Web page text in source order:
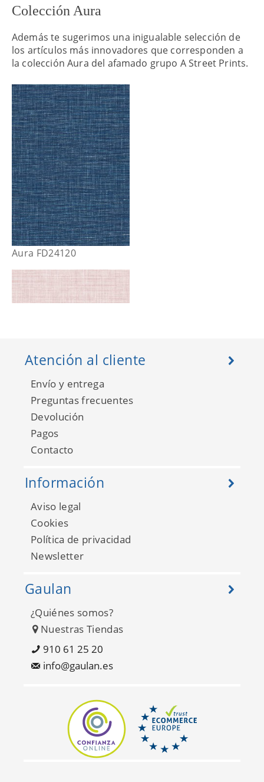
Colección Aura
Además te sugerimos una inigualable selección de
los artículos más innovadores que corresponden a
la colección Aura del afamado grupo A Street Prints.
Aura FD24120
Aura FD24272
Aura FD24273
Atención al cliente
Envío y entrega
Preguntas frecuentes
Devolución
Pagos
Contacto
Información
Aviso legal
Cookies
Política de privacidad
Newsletter
Gaulan
¿Quiénes somos?
Nuestras Tiendas
910 61 25 20
info@gaulan.es